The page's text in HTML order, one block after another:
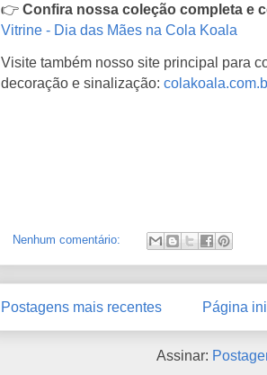
👉 Confira nossa coleção completa e
Vitrine - Dia das Mães na Cola Koala
Visite também nosso site principal para
decoração e sinalização:
Nenhum comentário:
Postagens mais recentes Página
Assinar: